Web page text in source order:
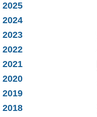
2025
2024
2023
2022
2021
2020
2019
2018